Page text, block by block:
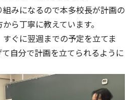
みになるので本多校長が計画の
ら丁寧に教えています。
ぐに翌週までの予定を立てま
自分で計画を立てられるように